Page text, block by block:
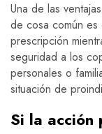
Una de las
de cosa común
prescripción
seguridad a los
personales o
situación de
Si la acción